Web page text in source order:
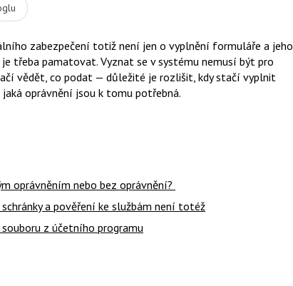
zabezpečení totiž není jen o vyplnění formuláře a jeho
třeba pamatovat. Vyznat se v systému nemusí být pro
vědět, co podat — důležité je rozlišit, kdy stačí vyplnit
oprávnění jsou k tomu potřebná.
oprávněním nebo bez oprávnění?
a pověření ke službám není totéž
z účetního programu